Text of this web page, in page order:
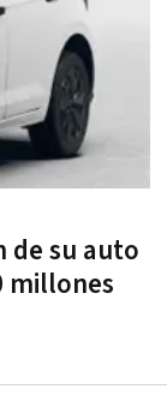
de su auto
millones